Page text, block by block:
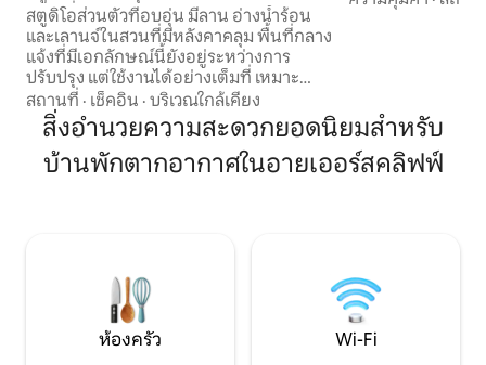
ไปทุกที่ได้!
สตูดิโอส่วนตัวที่อบอุ่น มีลาน อ่างน้ำร้อน
และเลานจ์ในสวนที่มีหลังคาคลุม พื้นที่กลาง
แจ้งที่มีเอกลักษณ์นี้ยังอยู่ระหว่างการ
ปรับปรุง แต่ใช้งานได้อย่างเต็มที่ เหมาะ
สำหรับการพักผ่อน อ่านหนังสือ เล่นโยคะ
เล่นพิลาทิส หรือดื่มไวน์สักแก้วขณะฟังเสียง
ฝนตก นอกจากนี้ยังมีทางเข้าอ่างน้ำร้อนที่
มีที่กำบัง และที่จอดจักรยานในร่มสำหรับ
เพื่อนนักปั่นของเรา ห้องสตูดิโอมีสิ่งอำนวย
ร่มและกลางแจ้งที่ผ่อนคลาย
สถานที่ · เช็คอิน · บริเวณใกล้เคียง
เต็มไปด้วยหิมะ อุ่
มอนทรีออลใช้เวลา
สำหรับการเดินทาง
กลับ สร้างความท
สิ่งอำนวยความสะดวกยอดนิยมสำหรับ
บ้านพักตากอากาศในอายเออร์สคลิฟฟ์
ห้องครัว Wi-Fi